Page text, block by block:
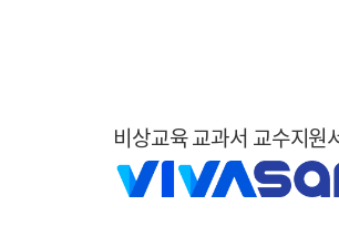
비상교육 교과서 교수지원